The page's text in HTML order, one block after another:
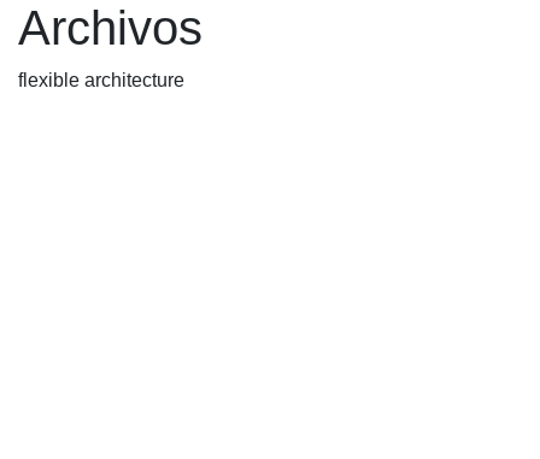
Archivos
flexible architecture